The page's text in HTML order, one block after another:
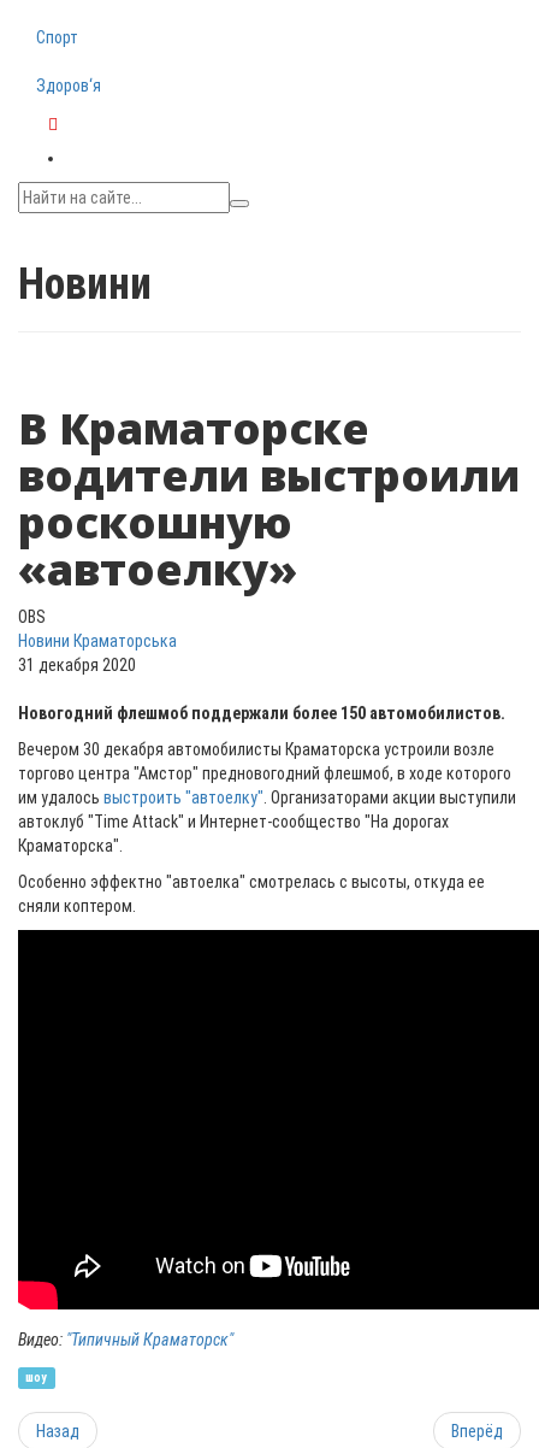
Спорт
Здоров‘я
Новини
В Краматорске
водители выстроили
роскошную
«автоелку»
OBS
Новини Краматорська
31 декабря 2020
Новогодний флешмоб поддержали более 150 автомобилистов.
Вечером 30 декабря автомобилисты Краматорска устроили возле
торгово центра "Амстор" предновогодний флешмоб, в ходе которого
им удалось выстроить "автоелку" . Организаторами акции выступили
автоклуб "Time Attaсk" и Интернет-сообщество "На дорогах
Краматорска".
Особенно эффектно "автоелка" смотрелась с высоты, откуда ее
сняли коптером.
Видео: "Типичный Краматорск"
шоу
Назад Вперёд